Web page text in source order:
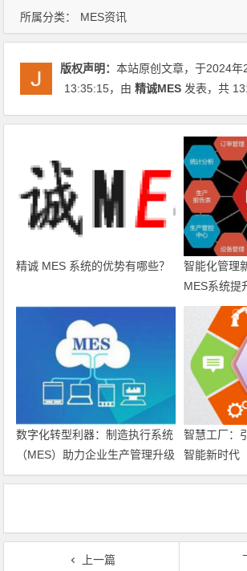
所属分类： MES资讯
版权声明：本站原创文章，于2024年
13:35:15，由精诚MES 发表，共
精诚 MES 系统的优势有哪些？
智能化管理
MES系统提
数字化转型利器：制造执行系统
（MES）助力企业生产管理升级
智慧工厂：
智能新时代
上一篇